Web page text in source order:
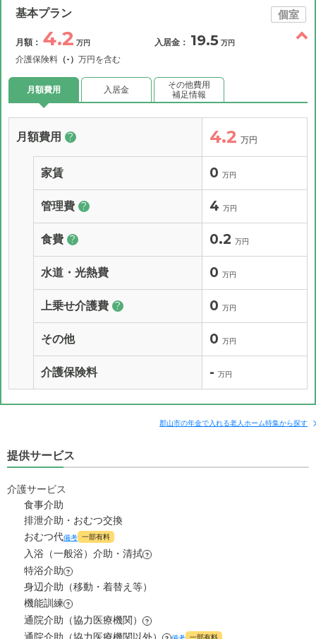
基本プラン 個室
月額： 4.2 万円
介護保険料 （-） 万円を含む
入居金： 19.5 万円
月額費用 入居金
その他費用
補足情報
月額費用 ? 4.2 万円
家賃 0 万円
管理費 ? 4 万円
食費 ? 0.2 万円
水道・光熱費 0 万円
上乗せ介護費 ? 0 万円
その他 0 万円
介護保険料 - 万円
郡山市の年金で入れる老人ホーム特集から探す
提供サービス
介護サービス
食事介助
排泄介助・おむつ交換
おむつ代備考 一部有料
入浴（一般浴）介助・清拭 ?
特浴介助 ?
身辺介助（移動・着替え等）
機能訓練 ?
通院介助（協力医療機関） ?
一部有料